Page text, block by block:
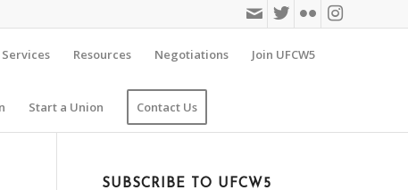
Resources Negotiations Join UFCW5
Start a Union Contact Us
SUBSCRIBE TO UFCW5